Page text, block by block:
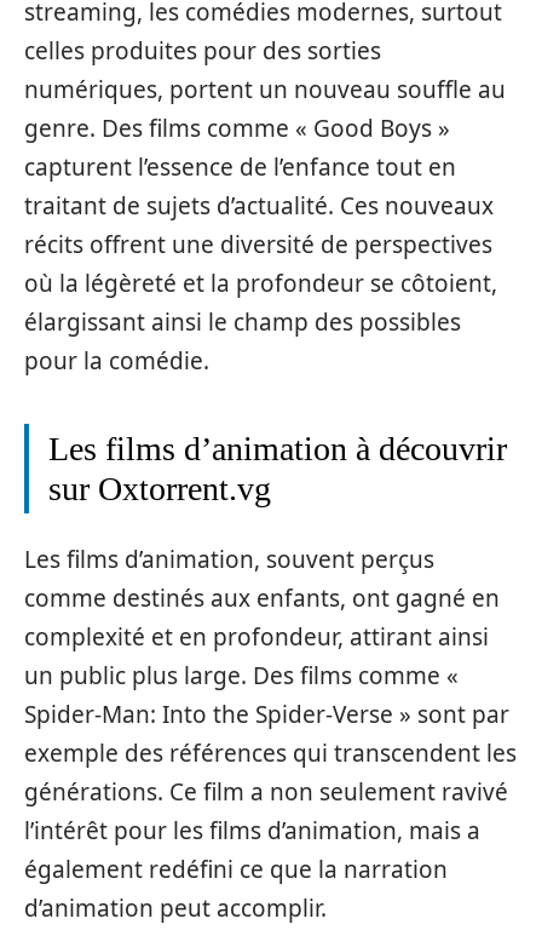
streaming, les comédies modernes, surtout
celles produites pour des sorties
numériques, portent un nouveau souffle au
genre. Des films comme « Good Boys »
capturent l’essence de l’enfance tout en
traitant de sujets d’actualité. Ces nouveaux
récits offrent une diversité de perspectives
où la légèreté et la profondeur se côtoient,
élargissant ainsi le champ des possibles
pour la comédie.
Les films d’animation à découvrir
sur Oxtorrent.vg
Les films d’animation, souvent perçus
comme destinés aux enfants, ont gagné en
complexité et en profondeur, attirant ainsi
un public plus large. Des films comme «
Spider-Man: Into the Spider-Verse » sont par
exemple des références qui transcendent les
générations. Ce film a non seulement ravivé
l’intérêt pour les films d’animation, mais a
également redéfini ce que la narration
d’animation peut accomplir.